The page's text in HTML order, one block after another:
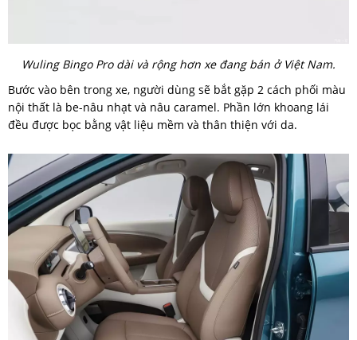
Wuling Bingo Pro dài và rộng hơn xe đang bán ở Việt Nam.
Bước vào bên trong xe, người dùng sẽ bắt gặp 2 cách phối màu
nội thất là be-nâu nhạt và nâu caramel. Phần lớn khoang lái
đều được bọc bằng vật liệu mềm và thân thiện với da.